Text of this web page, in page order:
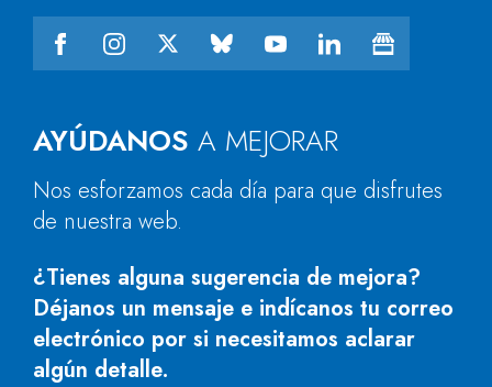
AYÚDANOS A MEJORAR
Nos esforzamos cada día para que disfrutes
de nuestra web.
¿Tienes alguna sugerencia de mejora?
Déjanos un mensaje e indícanos tu correo
electrónico por si necesitamos aclarar
algún detalle.